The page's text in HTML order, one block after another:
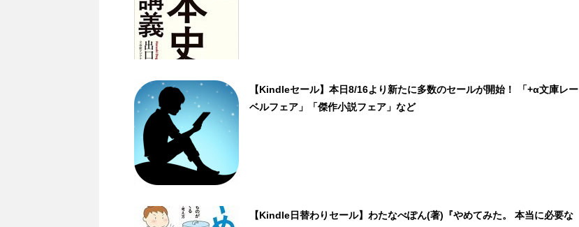
【Kindleセール】本日8/16より新たに多数のセールが開始！ 「+α文庫レー
ベルフェア」「傑作小説フェア」など
【Kindle日替わりセール】わたなべぽん(著)『やめてみた。 本当に必要な